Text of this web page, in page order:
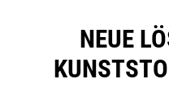
NEUE